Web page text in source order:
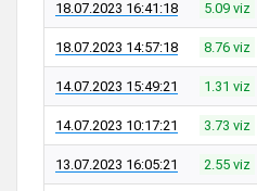
18.07.2023 16:41:18 5.09 viz
18.07.2023 14:57:18 8.76 viz
14.07.2023 15:49:21 1.31 viz
14.07.2023 10:17:21 3.73 viz
13.07.2023 16:05:21 2.55 viz